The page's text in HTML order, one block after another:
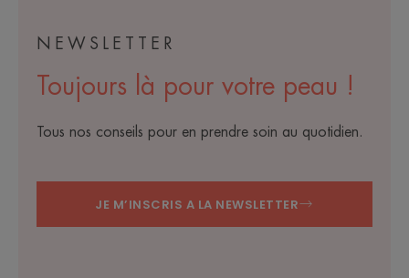
NEWSLETTER
Toujours là pour votre peau !
Tous nos conseils pour en prendre soin au quotidien.
JE M’INSCRIS A LA NEWSLETTER